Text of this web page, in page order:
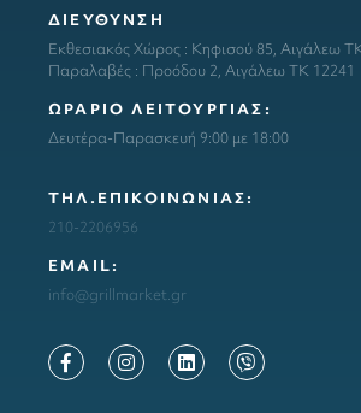
ΔΙΕΥΘΥΝΣΗ
Εκθεσιακός Χώρος : Κηφισού 85, Αιγάλεω
Παραλαβές : Προόδου 2, Αιγάλεω ΤΚ 12241
ΩΡΑΡΙΟ ΛΕΙΤΟΥΡΓΙΑΣ:
Δευτέρα-Παρασκευή 9:00 με 18:00
ΤΗΛ.ΕΠΙΚΟΙΝΩΝΙΑΣ:
210-2206956
ΕΜΑΙL:
info@grillmarket.gr